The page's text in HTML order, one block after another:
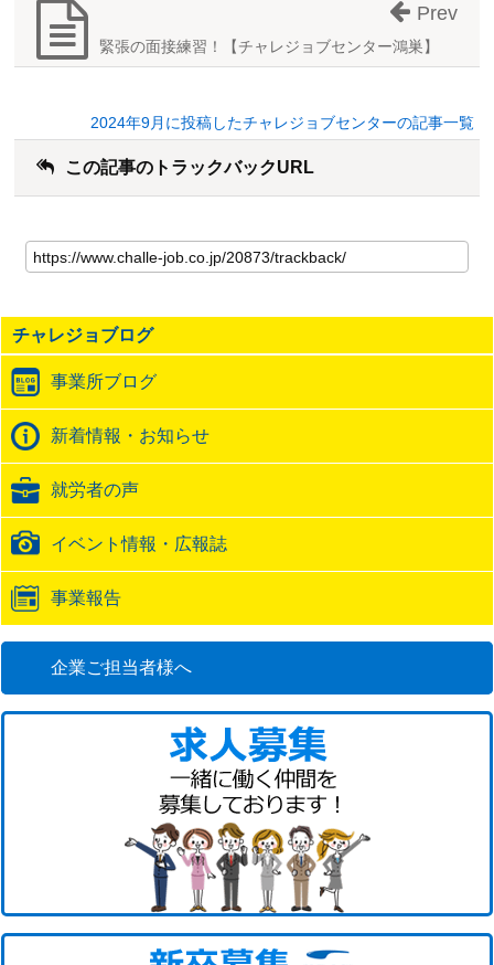
緊張の面接練習！【チャレジョブセンター鴻巣】
Prev
2024年9月に投稿したチャレジョブセンターの記事一覧
この記事のトラックバックURL
の
記
の
ト
ッ
ク
バ
ッ
URL
チャレジョブログ
事業所ブログ
新着情報・お知らせ
就労者の声
イベント情報・広報誌
事業報告
企業ご担当者様へ